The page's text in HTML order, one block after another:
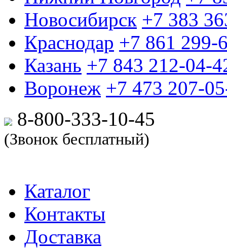
Новосибирск +7 383
Краснодар +7 861 299-
Казань +7 843 212-04-
Воронеж +7 473 207-
8-800-333-10-45
(Звонок бесплатный)
Каталог
Контакты
Доставка